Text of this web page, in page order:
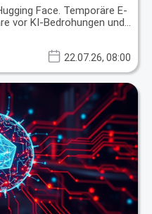
Face. Temporäre E-
vor KI-Bedrohungen und
22.07.26, 08:00